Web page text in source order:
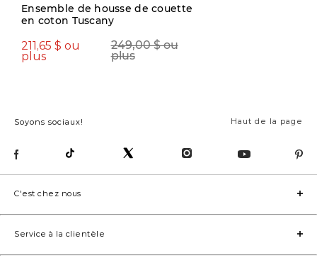
Ensemble de housse de couette
en coton Tuscany
249,00 $ ou
plus
211,65 $ ou
plus
Haut de la page
Soyons sociaux!
C'est chez nous
Service à la clientèle